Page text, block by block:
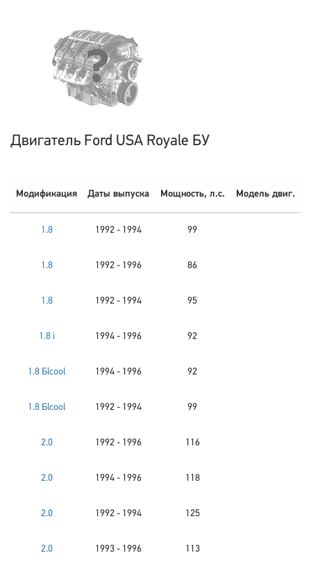
Двигатель Ford USA Royale БУ
Модификация Даты выпуска Мощность, л.с. Модель двиг.
1.8 1992 - 1994 99
1.8 1992 - 1996 86
1.8 1992 - 1994 95
1.8 i 1994 - 1996 92
1.8 Бlcool 1994 - 1996 92
1.8 Бlcool 1992 - 1994 99
2.0 1992 - 1996 116
2.0 1994 - 1996 118
2.0 1992 - 1994 125
2.0 1993 - 1996 113